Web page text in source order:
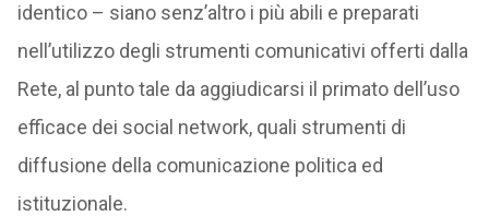
identico – siano senz’altro i più abili e preparati
nell’utilizzo degli strumenti comunicativi offerti dalla
Rete, al punto tale da aggiudicarsi il primato dell’uso
efficace dei social network, quali strumenti di
diffusione della comunicazione politica ed
istituzionale.